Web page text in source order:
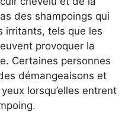
des shampoings qui
irritants, tels que les
provoquer la
Certaines personnes
démangeaisons et
lorsqu’elles entrent